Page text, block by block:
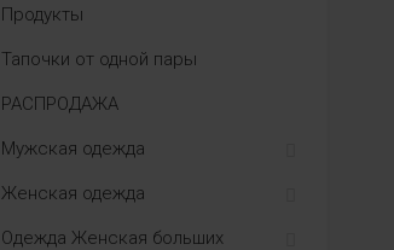
Продукты
Тапочки от одной пары
РАСПРОДАЖА
Мужская одежда
Женская одежда
Одежда Женская больших